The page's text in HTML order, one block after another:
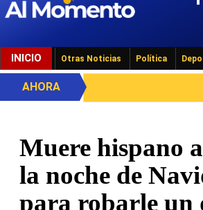
INICIO Otras Noticias Política
AHORA
Muere hispano
la noche de
para robarle un